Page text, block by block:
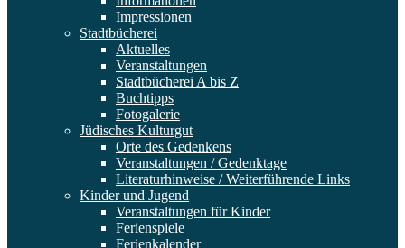
Impressionen
Stadtbücherei
Aktuelles
Veranstaltungen
Stadtbücherei A bis Z
Buchtipps
Fotogalerie
Jüdisches Kulturgut
Orte des Gedenkens
Veranstaltungen / Gedenktage
Literaturhinweise / Weiterführende Links
Kinder und Jugend
Veranstaltungen für Kinder
Ferienspiele
Ferienkalender